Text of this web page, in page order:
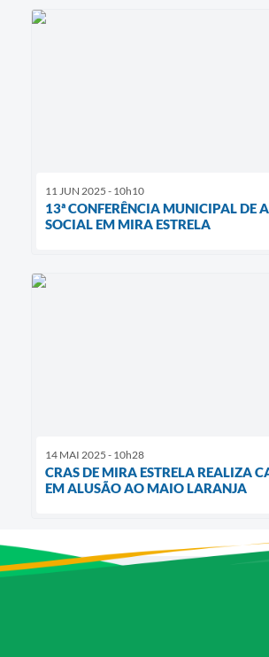
11 JUN 2025 - 10h10
13ª CONFERÊNCIA MUNICIPAL DE
SOCIAL EM MIRA ESTRELA
14 MAI 2025 - 10h28
CRAS DE MIRA ESTRELA REALIZA
EM ALUSÃO AO MAIO LARANJA